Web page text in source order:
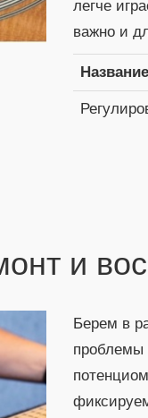
легче
важно и
и
Берем в
проблемы